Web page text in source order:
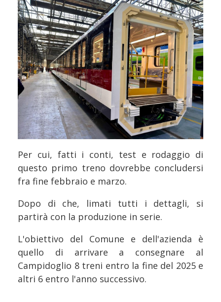
Per cui, fatti i conti, test e rodaggio di
questo primo treno dovrebbe concludersi
fra fine febbraio e marzo.
Dopo di che, limati tutti i dettagli, si
partirà con la produzione in serie.
L'obiettivo del Comune e dell'azienda è
quello di arrivare a consegnare al
Campidoglio 8 treni entro la fine del 2025 e
altri 6 entro l'anno successivo.